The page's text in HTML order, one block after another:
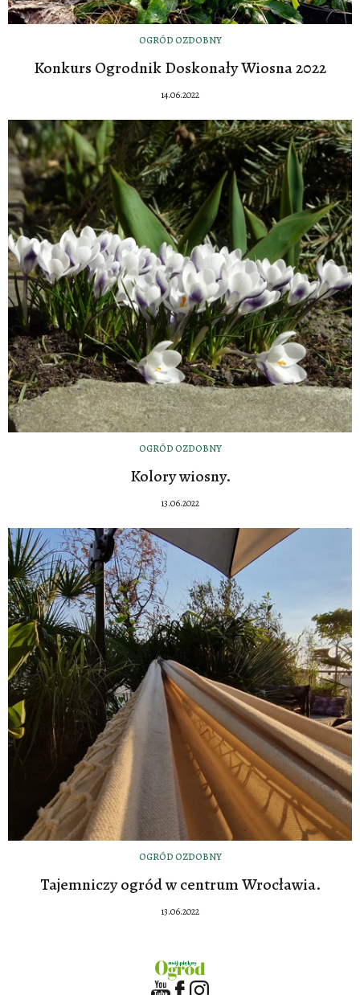
OGRÓD OZDOBNY
Konkurs Ogrodnik Doskonały Wiosna 2022
14.06.2022
OGRÓD OZDOBNY
Kolory wiosny.
13.06.2022
OGRÓD OZDOBNY
Tajemniczy ogród w centrum Wrocławia.
13.06.2022